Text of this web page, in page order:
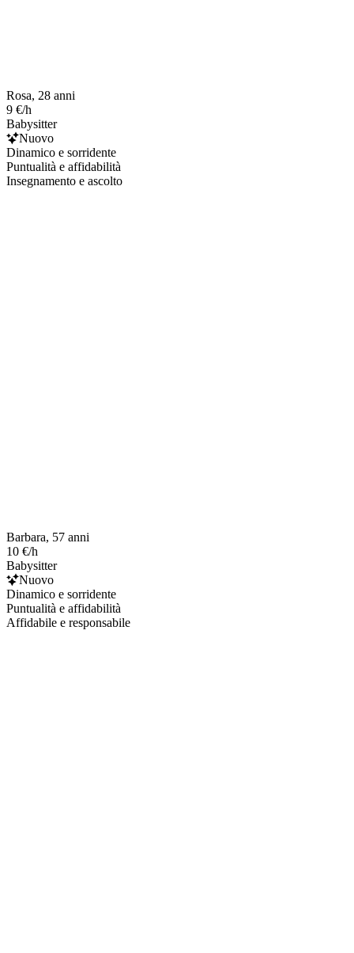
Rosa, 28 anni
9 €/h
Babysitter
Nuovo
Dinamico e sorridente
Puntualità e affidabilità
Insegnamento e ascolto
Barbara, 57 anni
10 €/h
Babysitter
Nuovo
Dinamico e sorridente
Puntualità e affidabilità
Affidabile e responsabile